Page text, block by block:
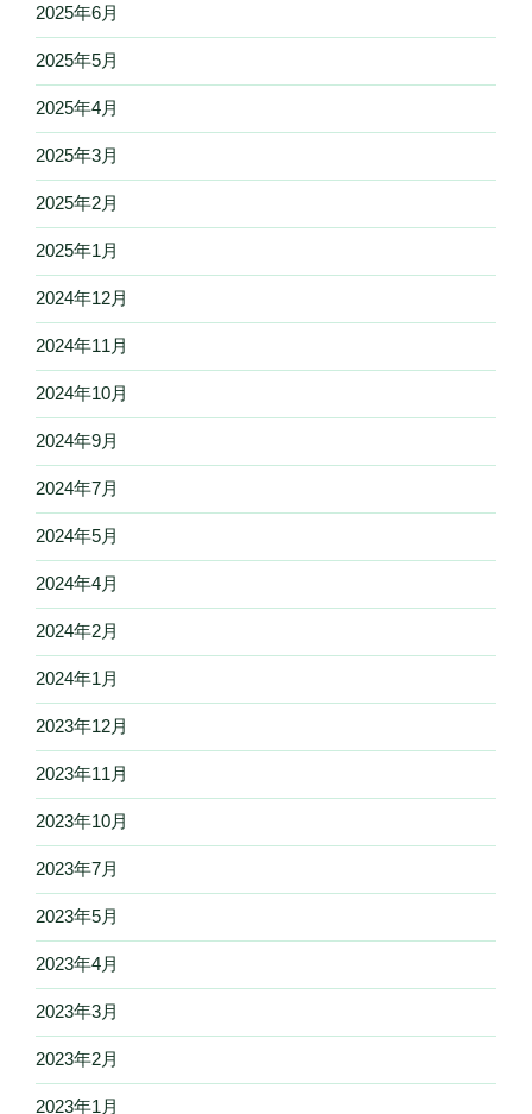
2025年6月
2025年5月
2025年4月
2025年3月
2025年2月
2025年1月
2024年12月
2024年11月
2024年10月
2024年9月
2024年7月
2024年5月
2024年4月
2024年2月
2024年1月
2023年12月
2023年11月
2023年10月
2023年7月
2023年5月
2023年4月
2023年3月
2023年2月
2023年1月